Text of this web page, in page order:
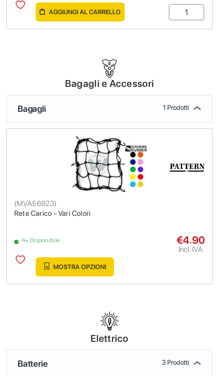
AGGIUNGI AL CARRELLO
Bagagli e Accessori
Bagagli 1 Prodotti
Rete Carico - Vari Colori
(MVAE6923)
4+ Disponibile €4.90
Incl. IVA
MOSTRA OPZIONI
Elettrico
Batterie 3 Prodotti